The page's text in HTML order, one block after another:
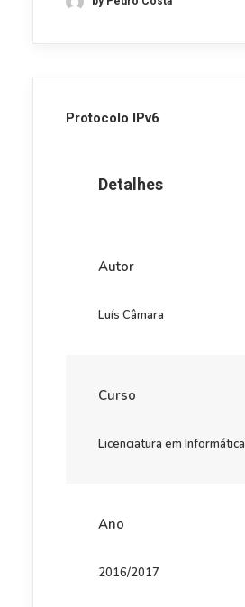
Protocolo IPv6
Detalhes
Autor
Luís Câmara
Curso
Licenciatura em Informática
Ano
2016/2017